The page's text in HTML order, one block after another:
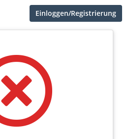
Einloggen/Registrierung